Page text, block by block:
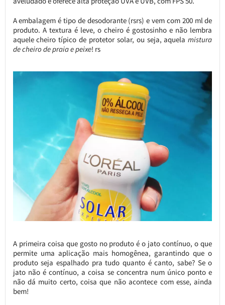
A embalagem é tipo de desodorante (rsrs) e vem com 200 ml de
produto. A textura é leve, o cheiro é gostosinho e não lembra
aquele cheiro típico de protetor solar, ou seja, aquelamistura
de cheiro de praia e peixe! rs
A primeira coisa que gosto no produto é o jato contínuo, o que
permite uma aplicação mais homogênea, garantindo que o
produto seja espalhado pra tudo quanto é canto, sabe? Se o
jato não é contínuo, a coisa se concentra num único ponto e
não dá muito certo, coisa que não acontece com esse, ainda
bem!